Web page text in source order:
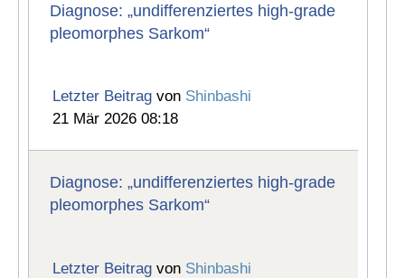
Diagnose: „undifferenziertes high-grade
pleomorphes Sarkom“
Letzter Beitrag von Shinbashi
21 Mär 2026 08:18
Diagnose: „undifferenziertes high-grade
pleomorphes Sarkom“
Letzter Beitrag von Shinbashi